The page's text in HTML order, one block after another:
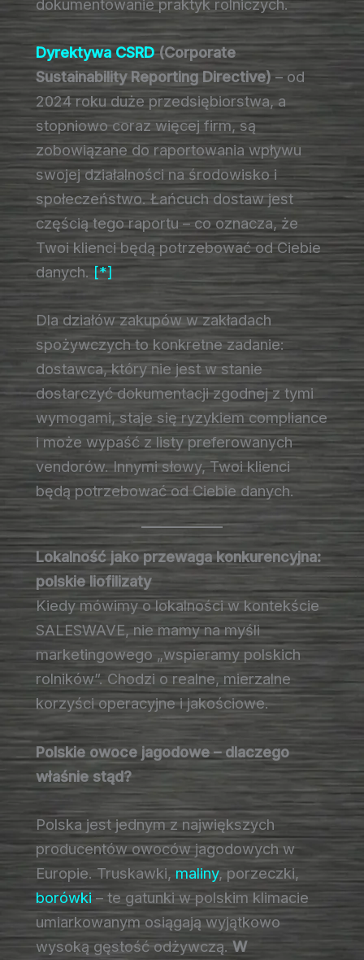
dokumentowanie praktyk rolniczych.
Dyrektywa CSRD(Corporate
Sustainability Reporting Directive) – od
2024 roku duże przedsiębiorstwa, a
stopniowo coraz więcej firm, są
zobowiązane do raportowania wpływu
swojej działalności na środowisko i
społeczeństwo. Łańcuch dostaw jest
częścią tego raportu – co oznacza, że
Twoi klienci będą potrzebować od Ciebie
danych. [*]
Dla działów zakupów w zakładach
spożywczych to konkretne zadanie:
dostawca, który nie jest w stanie
dostarczyć dokumentacji zgodnej z tymi
wymogami, staje się ryzykiem compliance
i może wypaść z listy preferowanych
vendorów. Innymi słowy, Twoi klienci
będą potrzebować od Ciebie danych.
Lokalność jako przewaga konkurencyjna:
polskie liofilizaty
Kiedy mówimy o lokalności w kontekście
SALESWAVE, nie mamy na myśli
marketingowego „wspieramy polskich
rolników”. Chodzi o realne, mierzalne
korzyści operacyjne i jakościowe.
Polskie owoce jagodowe – dlaczego
właśnie stąd?
Polska jest jednym z największych
producentów owoców jagodowych w
Europie. Truskawki, maliny, porzeczki,
borówki – te gatunki w polskim klimacie
umiarkowanym osiągają wyjątkowo
wysoką gęstość odżywczą. W